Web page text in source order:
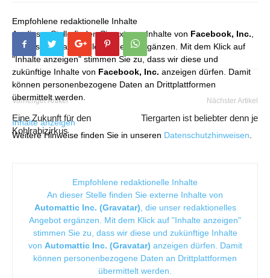
Empfohlene redaktionelle Inhalte
An dieser Stelle finden Sie externe Inhalte von Facebook, Inc.
die unser redaktionelles Angebot ergänzen. Mit dem Klick auf
"Inhalte anzeigen" stimmen Sie zu, dass wir diese und
zukünftige Inhalte von Facebook, Inc. anzeigen dürfen. Damit
können personenbezogene Daten an Drittplattformen
übermittelt werden.
Inhalte anzeigen
Weitere Hinweise finden Sie in unseren Datenschutzhinweisen
Vorheriger Artikel
Eine Zukunft für den
Kohlrabizirkus
Nächster Artikel
Tiergarten ist beliebter denn je
Empfohlene redaktionelle Inhalte
An dieser Stelle finden Sie externe Inhalte von
Automattic Inc. (Gravatar) , die unser redaktionelles
Angebot ergänzen. Mit dem Klick auf "Inhalte anzeigen"
stimmen Sie zu, dass wir diese und zukünftige Inhalte
von Automattic Inc. (Gravatar) anzeigen dürfen. Damit
können personenbezogene Daten an Drittplattformen
übermittelt werden.